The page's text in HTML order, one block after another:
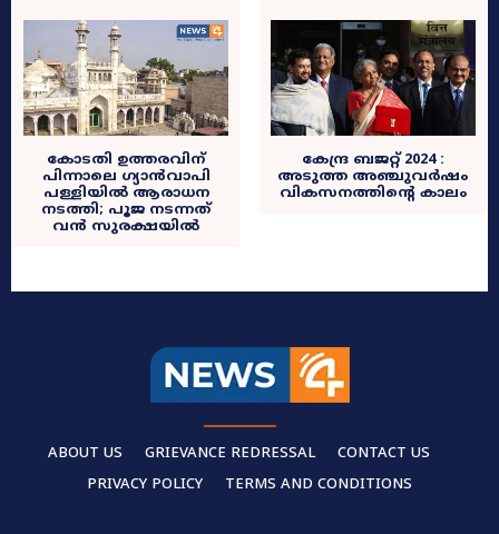
കോടതി ഉത്തരവിന്
പിന്നാലെ ഗ്യാൻവാപി
പള്ളിയിൽ ആരാധന
നടത്തി; പൂജ നടന്നത്
വൻ സുരക്ഷയിൽ
കേന്ദ്ര ബജറ്റ് 2024 :
അടുത്ത അഞ്ചുവർഷം
വികസനത്തിന്റെ കാലം
ABOUT US GRIEVANCE REDRESSAL
CONTACT US
PRIVACY POLICY
TERMS AND CONDITIONS